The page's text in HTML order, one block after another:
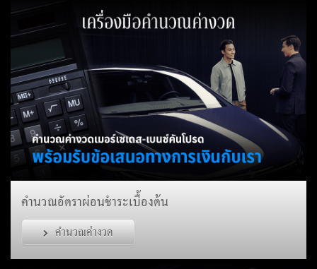
คำนวณอัตราผ่อนชำระเบื้องต้น
คำนวณค่างวด